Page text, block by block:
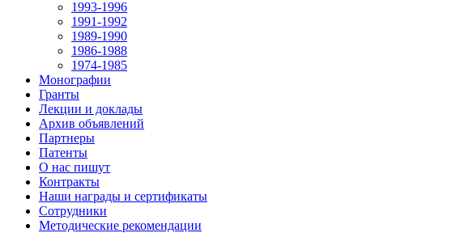
1993-1996
1991-1992
1989-1990
1986-1988
1974-1985
Монографии
Гранты
Лекции и доклады
Архив объявлений
Партнеры
Патенты
О нас пишут
Контракты
Наши награды и сертификаты
Сотрудники
Методические рекомендации